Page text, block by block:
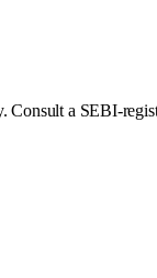
a SEBI-